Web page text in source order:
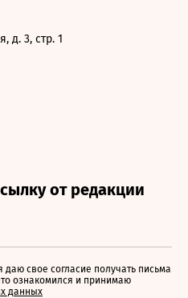
д. 3, стр. 1
свое согласие получать письма
ознакомился и принимаю
данных